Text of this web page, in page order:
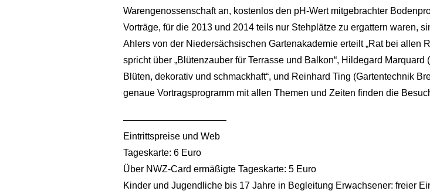
Warengenossenschaft an, kostenlos den pH-Wert mitgebrachter
Vorträge, für die 2013 und 2014 teils nur Stehplätze zu ergattern waren,
Ahlers von der Niedersächsischen Gartenakademie erteilt „Rat bei allen
spricht über „Blütenzauber für Terrasse und Balkon“, Hildegard
Blüten, dekorativ und schmackhaft“, und Reinhard Ting (Gartentechnik
genaue Vortragsprogramm mit allen Themen und Zeiten finden die
———————————
Eintrittspreise und Web
Tageskarte: 6 Euro
Über NWZ-Card ermäßigte Tageskarte: 5 Euro
Kinder und Jugendliche bis 17 Jahre in Begleitung Erwachsener: freier